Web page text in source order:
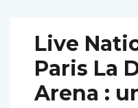
Live
Paris La